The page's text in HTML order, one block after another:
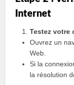
Internet
Testez votre
Ouvrez un
Web.
Si la
la résolution